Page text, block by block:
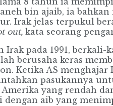
bin ajaib, ia
Irak jelas terpukul
out, kata seorang
pada 1991,
berusaha keras
Ketika AS menghajar
pasukannya
yang rendah
aib yang